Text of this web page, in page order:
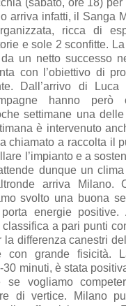
arriva infatti, il Sanga
ricca di
e sole 2 sconfitte.
un netto successo
con l’obiettivo di
Dall’arrivo di Luca
hanno però
settimane una
è intervenuto
chiamato a raccolta il
l’impianto e a
dunque un
arriva Milano.
svolto una buona
energie positive.
a pari punti
la differenza canestri
con grande fisicità.
minuti, è stata
se vogliamo
di vertice. Milano